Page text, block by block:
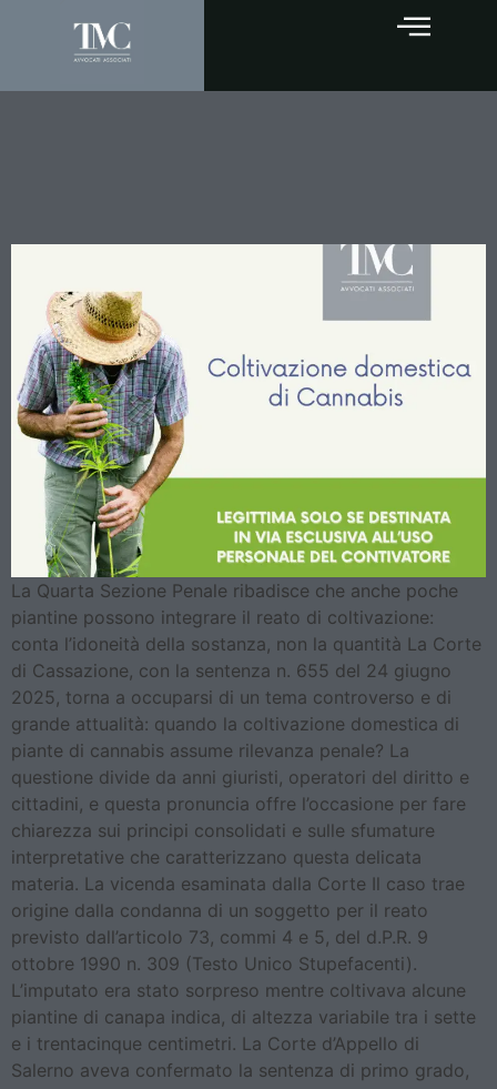
La Quarta Sezione Penale ribadisce che anche poche
piantine possono integrare il reato di coltivazione:
conta l’idoneità della sostanza, non la quantità La Corte
di Cassazione, con la sentenza n. 655 del 24 giugno
2025, torna a occuparsi di un tema controverso e di
grande attualità: quando la coltivazione domestica di
piante di cannabis assume rilevanza penale? La
questione divide da anni giuristi, operatori del diritto e
cittadini, e questa pronuncia offre l’occasione per fare
chiarezza sui principi consolidati e sulle sfumature
interpretative che caratterizzano questa delicata
materia. La vicenda esaminata dalla Corte Il caso trae
origine dalla condanna di un soggetto per il reato
previsto dall’articolo 73, commi 4 e 5, del d.P.R. 9
ottobre 1990 n. 309 (Testo Unico Stupefacenti).
L’imputato era stato sorpreso mentre coltivava alcune
piantine di canapa indica, di altezza variabile tra i sette
e i trentacinque centimetri. La Corte d’Appello di
Salerno aveva confermato la sentenza di primo grado,